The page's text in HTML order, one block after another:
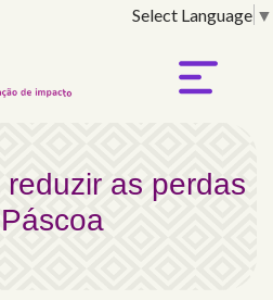
Select Language ▼
as perdas